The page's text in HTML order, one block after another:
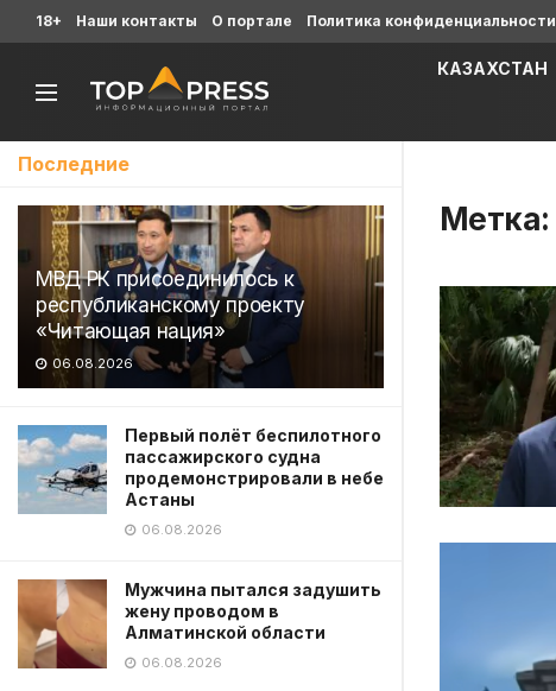
Последние
МВД РК присоединилось к
республиканскому проекту
«Читающая нация»
06.08.2026
Первый полёт беспилотного
пассажирского судна
продемонстрировали в небе
Астаны
06.08.2026
Мужчина пытался задушить
жену проводом в
Алматинской области
06.08.2026
18+ Наши контакты О портале Политика конфиденциальности
КАЗАХСТАН
Метка: